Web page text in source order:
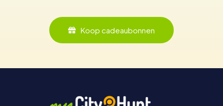
Koop cadeaubonnen